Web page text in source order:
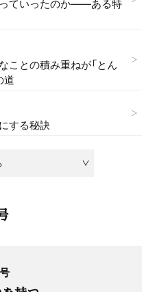
ていったのか——ある特
ことの積み重ねが「とん
道
する秘訣